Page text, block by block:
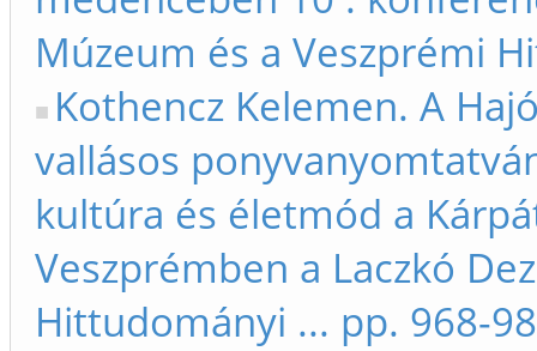
Múzeum és a Veszprémi
Kothencz Kelemen. A
vallásos
kultúra és életmód a
Veszprémben a Laczkó
Hittudományi ... pp. 968-